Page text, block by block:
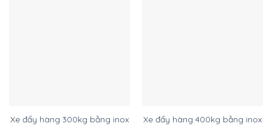
Xe đẩy hàng 300kg bằng inox Xe đẩy hàng 400kg bằng inox